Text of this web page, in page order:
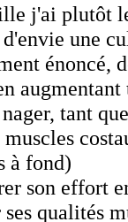
j'ai plutôt
une
énoncé,
augmentant
tant
à fond)
son effort
qualités